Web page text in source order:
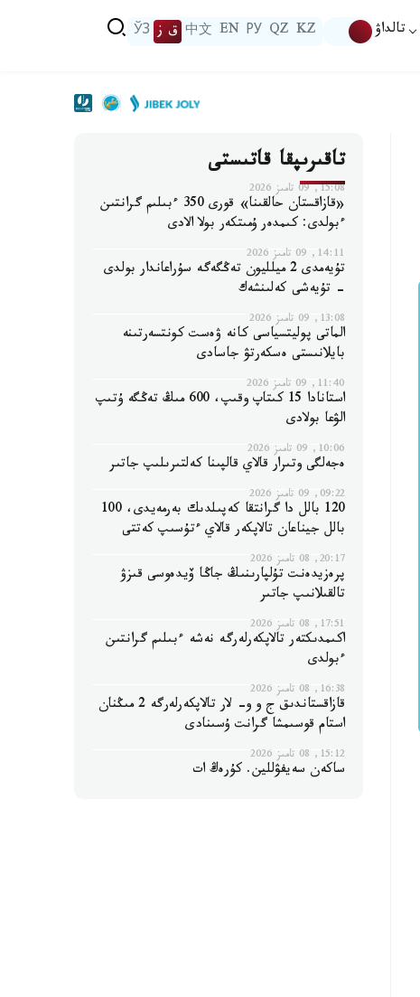
تالداۋ KZ
QZ
РУ
EN
中文 ق ز ЎЗ
تاقىرىپقا قاتىستى
15:08, 09 تامىز 2026
«قازاقستان حالقىنا» قورى 350 ءبىلىم گرانتىن
ءبولدى: كىمدەر ۇمىتكەر بولا الادى
14:11, 09 تامىز 2026
تۇيەمدى 2 ميلليون تەڭگەگە سۇراعاندار بولدى
- تۇيەشى كەلىنشەك
13:08, 09 تامىز 2026
الماتى پوليتسياسى كانە ۋەست كونتسەرتىنە
بايلانىستى ەسكەرتۋ جاسادى
11:40, 09 تامىز 2026
استانادا 15 كىتاپ وقىپ، 600 مىڭ تەڭگە ۇتىپ
الۋعا بولادى
10:06, 09 تامىز 2026
ەجەلگى وتىرار قالاي قالپىنا كەلتىرىلىپ جاتىر
09:22, 09 تامىز 2026
120 بالل دا گرانتقا كەپىلدىك بەرمەيدى، 100
بالل جيناعان تالاپكەر قالاي ءتۇسىپ كەتتى
20:17, 08 تامىز 2026
پرەزيدەنت تۇلپارىنىڭ جاڭا ۆيدەوسى قىزۋ
تالقىلانىپ جاتىر
17:51, 08 تامىز 2026
اكىمدىكتەر تالاپكەرلەرگە نەشە ءبىلىم گرانتىن
ءبولدى
16:38, 08 تامىز 2026
قازاقستاندىق ج و و- لار تالاپكەرلەرگە 2 مىڭنان
استام قوسىمشا گرانت ۇسىنادى
15:12, 08 تامىز 2026
ساكەن سەيفۋللين. كۇرەڭ ات